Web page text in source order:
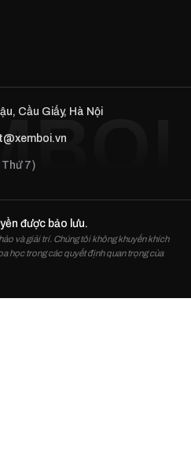
Cầu Giấy, Hà Nội
7)
được bảo lưu.
và giải trí. Chúng tôi không khuyến khích
học trong các quyết định quan trọng của